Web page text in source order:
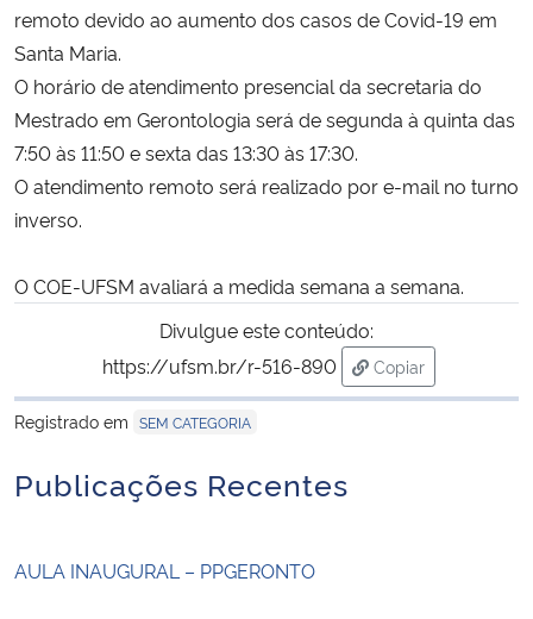
Ministério do Meio Ambiente
Ministério do Turismo
Ministério do Desenvolvimento Regional
Controladoria-Geral da União
Ministério da Mulher, da Família e dos Direitos Humanos
Secretaria de Governo
remoto devido ao aumento dos casos de Covid-19 em
Santa Maria.
O horário de atendimento presencial da secretaria do
Mestrado em Gerontologia será de segunda à quinta das
7:50 às 11:50 e sexta das 13:30 às 17:30.
O atendimento remoto será realizado por e-mail no turno
inverso.
O COE-UFSM avaliará a medida semana a semana.
Divulgue este conteúdo:
https://ufsm.br/r-516-890
Copiar
para área de
Registrado em SEM CATEGORIA
Publicações Recentes
AULA INAUGURAL – PPGERONTO